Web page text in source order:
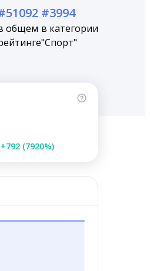
общем
#3994
в категории
"Спорт"
+792 (7920%)